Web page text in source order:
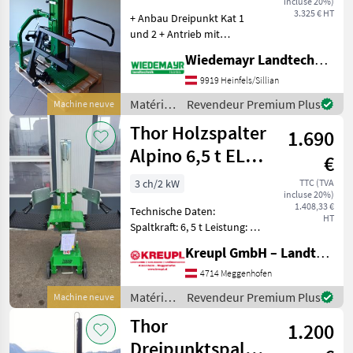
Marketplace
distributeurs annonces
Thor
Machine neuve
Tonnen
3.325 € HT
+ Anbau Dreipunkt Kat 1
und 2 + Antrieb mit
Zapfwellenpumpe +
Spalthöhe 1240 mm +
Spaltkraft 18 Tonnen +
Zapfwellendrehzahl 540
1/min + max. Stammdu
Wiedemayr Landtechnik GmbH
9919 Heinfels/Sillian
Matériels
forestiers
et
matériels
pour le
travail
Thor
Revendeur Premium Plus
Machine neuve
Thor Holzspalter
Alpino 6,5 t EL
400 Volt
1.690
€
TTC (TVA
incluse 20%)
1.408,33 €
HT
3 ch/2 kW
Technische Daten:
Spaltkraft: 6, 5 t Leistung: 2,
Stammdurchmesser (min-
max): 5-40 cm
Spaltgeschwindigkei: 3, 2
cm / Sekunde
Gesamtgewicht: 106 kg
Kreupl GmbH – Landtechnik – Schlosserei – Anhänger
4714 Meggenhofen
Matériels
forestiers
et
matériels
Revendeur Premium Plus
Thor
1.200